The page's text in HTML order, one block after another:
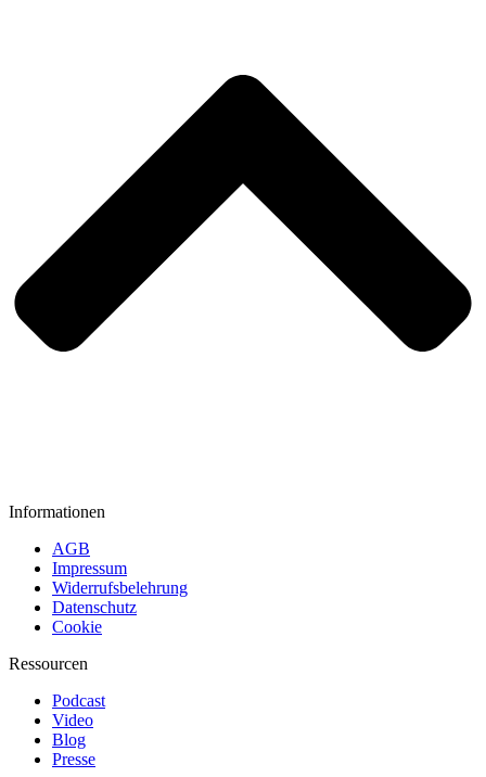
Informationen
AGB
Impressum
Widerrufsbelehrung
Datenschutz
Cookie
Ressourcen
Podcast
Video
Blog
Presse